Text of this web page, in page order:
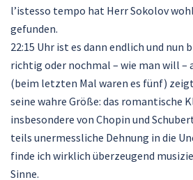
l’istesso tempo hat Herr Sokolov
gefunden.
22:15 Uhr ist es dann endlich und nun
richtig oder nochmal – wie man will –
(beim letzten Mal waren es fünf)
seine wahre Größe: das romantische
insbesondere von Chopin und
teils unermessliche Dehnung in die
finde ich wirklich überzeugend
Sinne.